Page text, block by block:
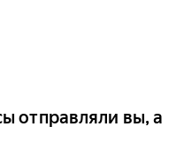
отправляли вы, а